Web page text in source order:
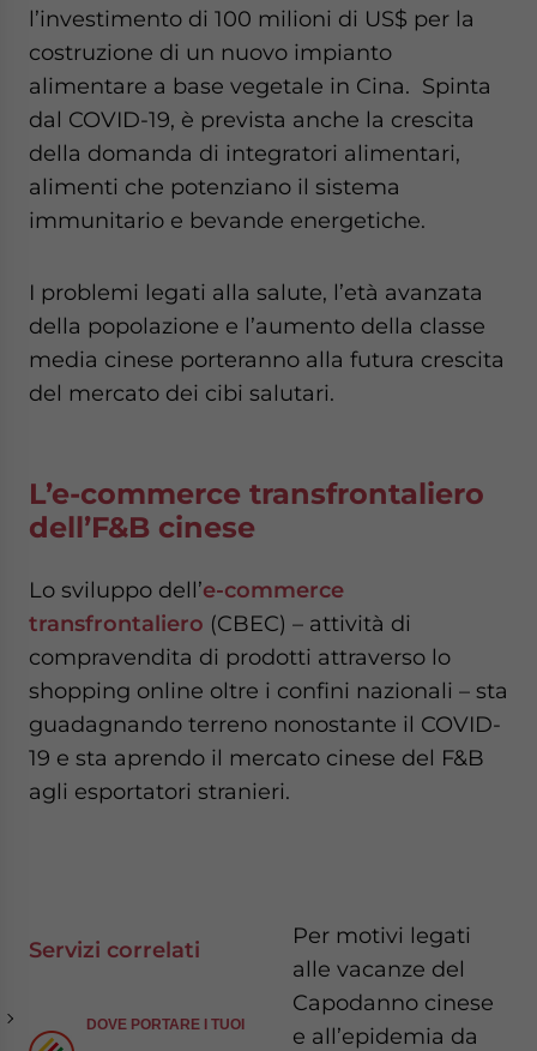
l’investimento di 100 milioni di US$ per la
costruzione di un nuovo impianto
alimentare a base vegetale in Cina. Spinta
dal COVID-19, è prevista anche la crescita
della domanda di integratori alimentari,
alimenti che potenziano il sistema
immunitario e bevande energetiche.
I problemi legati alla salute, l’età avanzata
della popolazione e l’aumento della classe
media cinese porteranno alla futura crescita
del mercato dei cibi salutari.
L’e-commerce transfrontaliero
dell’F&B cinese
Lo sviluppo dell’e-commerce
transfrontaliero (CBEC) – attività di
compravendita di prodotti attraverso lo
shopping online oltre i confini nazionali – sta
guadagnando terreno nonostante il COVID-
19 e sta aprendo il mercato cinese del F&B
agli esportatori stranieri.
Servizi correlati
DOVE PORTARE I TUOI
Per motivi legati
alle vacanze del
Capodanno cinese
e all’epidemia da